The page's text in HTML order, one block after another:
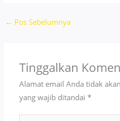
← Pos Sebelumnya
Tinggalkan
Alamat email Anda tidak
yang wajib ditandai*